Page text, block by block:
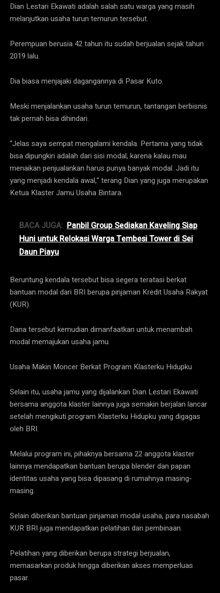
Dian Lestari Ekawati adalah salah satu warga yang masih
melanjutkan usaha turun temurun tersebut.
Perempuan berusia 42 tahun itu sudah berjualan sejak tahun
2019 lalu.
Dia biasa menjajaki dagangannya di Pasar Kuto.
Meski menjalankan usaha turun temurun, tantangan berbisnis
tak pernah bisa dihindari.
“Jelas saya sempat mengalami kendala. Pertama yang tidak
bisa dipungkiri adalah dari sisi modal, karena kalau mau
menaikan penjualankan harus punya banyak modal. Jadi itu
yang menjadi kendala awal,” terang Dian yang juga merupakan
Ketua Klaster Jamu Usaha Bintara.
BACA JUGA: Panbil Group Sediakan Kaveling Siap
Huni untuk Relokasi Warga Tembesi Tower di Sei
Daun Piayu
Beruntung kendala tersebut bisa segera teratasi berkat
bantuan modal dari BRI berupa pinjaman Kredit Usaha Rakyat
(KUR).
Dana tersebut kemudian dimanfaatkan untuk menambah
modal memajukan usaha jamu.
Usaha Makin Moncer Berkat Program Klasterku Hidupku
Selain itu, usaha jamu yang dijalankan Dian Lestari Ekawati
bersama anggota klaster lainnya juga semakin berjalan lancar
setelah mengikuti program Klasterku Hidupku yang digagas
oleh BRI.
Melalui program ini, pihaknya bersama 22 anggota klaster
lainnya mendapatkan bantuan berupa blender dan papan
identitas usaha yang bisa dipasang di rumahnya masing-
masing.
Selain diberikan bantuan pinjaman modal usaha, para nasabah
KUR BRI juga mendapatkan pelatihan dan pembinaan.
Pelatihan yang diberikan berupa strategi berjualan,
memasarkan produk hingga diberikan akses memperluas
pasar.